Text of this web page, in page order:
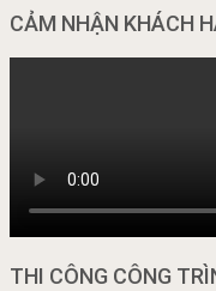
CẢM NHẬN KHÁCH
THI CÔNG CÔNG